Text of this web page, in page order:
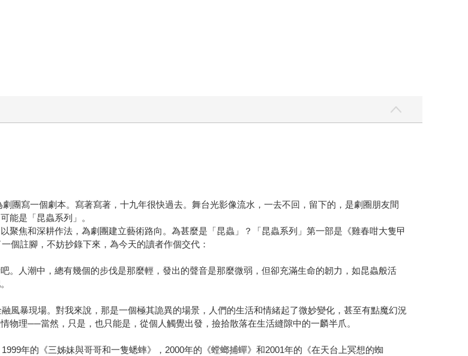
團寫一個劇本。寫著寫著，十九年很快過去。舞台光影像流水，一去不回，留下的，是劇圈朋友間
能是「昆蟲系列」。
聚焦和深耕作法，為劇團建立藝術路向。為甚麼是「昆蟲」？「昆蟲系列」第一部是《雞春咁大隻曱
個註腳，不妨抄錄下來，為今天的讀者作個交代：
。人潮中，總有幾個的步伐是那麼輕，發出的聲音是那麼微弱，但卻充滿生命的韌力，如昆蟲般活
風暴現場。對我來說，那是一個極其詭異的場景，人們的生活和情緒起了微妙變化，甚至有點魔幻況
物理──當然，只是，也只能是，從個人觸覺出發，撿拾散落在生活縫隙中的一麟半爪。
年的《三姊妹與哥哥和一隻蟋蟀》，2000年的《螳螂捕蟬》和2001年的《在天台上冥想的蜘